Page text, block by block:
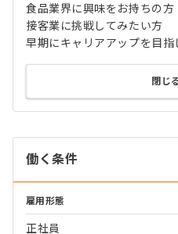
食品業界に興味をお持ちの方
接客業に挑戦してみたい方
早期にキャリアアップを目指
閉じ
働く条件
雇用形態
正社員